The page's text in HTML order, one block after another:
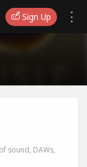
Sign Up
sound, DAWs,